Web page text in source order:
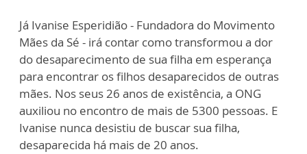
Já Ivanise Esperidião - Fundadora do Movimento
Mães da Sé - irá contar como transformou a dor
do desaparecimento de sua filha em esperança
para encontrar os filhos desaparecidos de outras
mães. Nos seus 26 anos de existência, a ONG
auxiliou no encontro de mais de 5300 pessoas. E
Ivanise nunca desistiu de buscar sua filha,
desaparecida há mais de 20 anos.